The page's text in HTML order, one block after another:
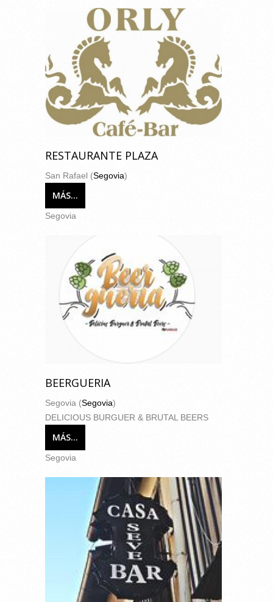
RESTAURANTE PLAZA
San Rafael (Segovia)
MÁS...
Segovia
BEERGUERIA
Segovia (Segovia)
DELICIOUS BURGUER & BRUTAL BEERS
MÁS...
Segovia